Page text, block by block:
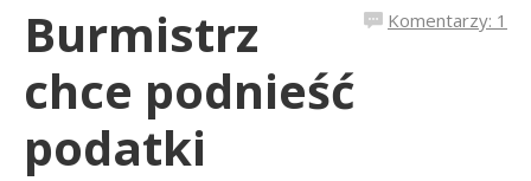
Komentarzy: 1
Burmistrz
chce podnieść
podatki